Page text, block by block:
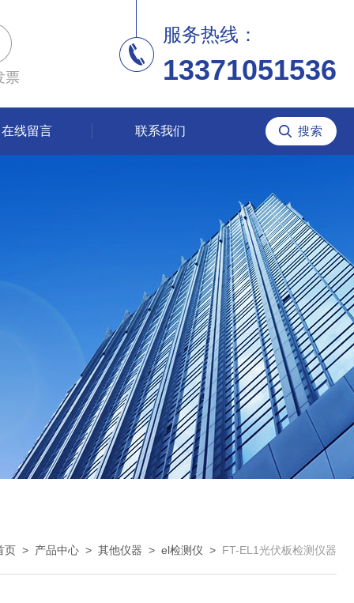
票
服务热线：
13371051536
在线留言 联系我们
页 > 产品中心 > 其他仪器 > el检测仪 > FT-EL1光伏板检测仪器